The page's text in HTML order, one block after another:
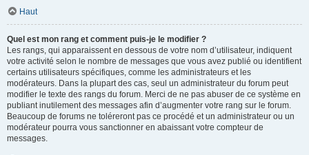
Haut
Quel est mon rang et comment puis-je le modifier ?
Les rangs, qui apparaissent en dessous de votre nom d’utilisateur, indiquent
votre activité selon le nombre de messages que vous avez publié ou identifient
certains utilisateurs spécifiques, comme les administrateurs et les
modérateurs. Dans la plupart des cas, seul un administrateur du forum peut
modifier le texte des rangs du forum. Merci de ne pas abuser de ce système en
publiant inutilement des messages afin d’augmenter votre rang sur le forum.
Beaucoup de forums ne toléreront pas ce procédé et un administrateur ou un
modérateur pourra vous sanctionner en abaissant votre compteur de
messages.